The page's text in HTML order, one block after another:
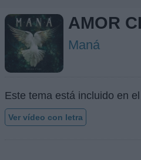
AMOR
Maná
Este tema está incluido en
Ver vídeo con letra